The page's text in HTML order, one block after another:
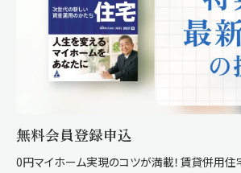
無料会員登録申込
0円マイホーム実現のコツが満載！賃貸併用住